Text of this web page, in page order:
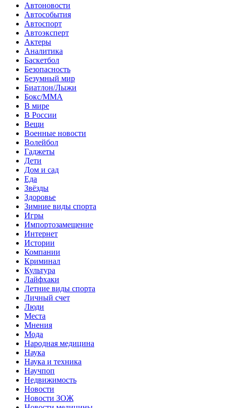
Автоновости
Автособытия
Автоспорт
Автоэксперт
Актеры
Аналитика
Баскетбол
Безопасность
Безумный мир
Биатлон/Лыжи
Бокс/MMA
В мире
В России
Вещи
Военные новости
Волейбол
Гаджеты
Дети
Дом и сад
Еда
Звёзды
Здоровье
Зимние виды спорта
Игры
Импортозамещение
Интернет
Истории
Компании
Криминал
Культура
Лайфхаки
Летние виды спорта
Личный счет
Люди
Места
Мнения
Мода
Народная медицина
Наука
Наука и техника
Научпоп
Недвижимость
Новости
Новости ЗОЖ